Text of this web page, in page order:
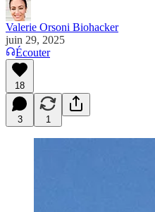
Valerie Orsoni Biohacker
juin 29, 2025
Écouter
18
3 1